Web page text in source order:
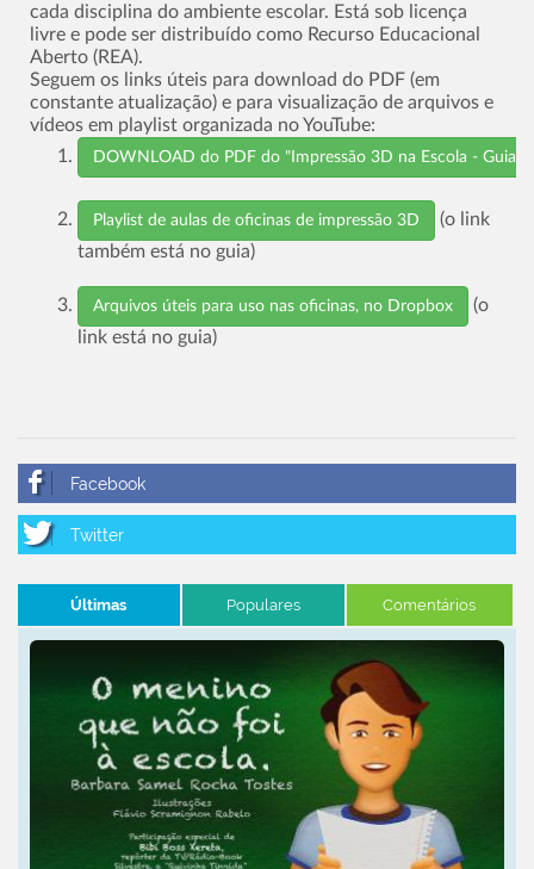
cada disciplina do ambiente escolar. Está sob licença
livre e pode ser distribuído como Recurso Educacional
Aberto (REA).
Seguem os links úteis para download do PDF (em
constante atualização) e para visualização de arquivos e
vídeos em playlist organizada no YouTube:
DOWNLOAD do PDF do "Impressão 3D na Escola - Guia
Playlist de aulas de oficinas de impressão 3D
(o link
também está no guia)
Arquivos úteis para uso nas oficinas, no Dropbox
(o
link está no guia)
Últimas Populares Comentários